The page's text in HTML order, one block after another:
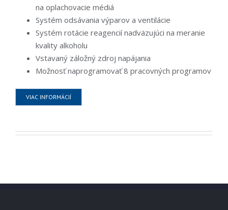
na oplachovacie médiá
Systém odsávania výparov a ventilácie
Systém rotácie reagencií nadväzujúci na meranie
kvality alkoholu
Vstavaný záložný zdroj napájania
Možnosť naprogramovať 8 pracovných programov
VIAC INFORMÁCIÍ